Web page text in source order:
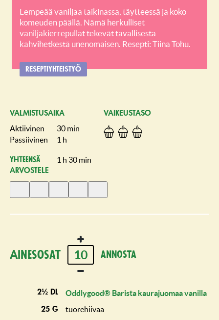
RESEPTIYHTEISTYÖ
Lempeää vaniljaa taikinassa, täytteessä ja koko
komeuden päällä. Nämä herkulliset
vaniljakierrepullat tekevät tavallisesta
kahvihetkestä unenomaisen. Resepti: Tiina Tohu.
VALMISTUSAIKA
Aktiivinen
30 min
Passiivinen
1 h
Yhteensä 1 h 30 min
VAIKEUSTASO
ARVOSTELE
Ainesosat 10 annosta
2½ dl Oddlygood® Barista kaurajuomaa vanilla
25 g tuorehiivaa